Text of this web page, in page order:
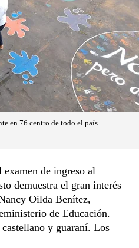
en 76 centro de todo el país.
de ingreso al
demuestra el gran interés
Oilda Benítez,
de Educación.
y guaraní. Los